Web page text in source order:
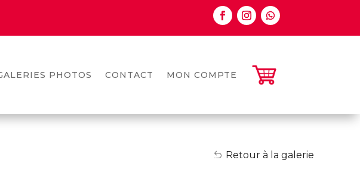
PHOTOS CONTACT MON COMPTE
Retour à la galerie